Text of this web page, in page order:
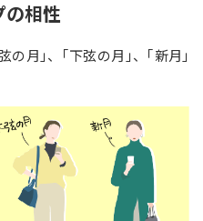
の相性
の月｣、｢下弦の月｣、｢新月｣